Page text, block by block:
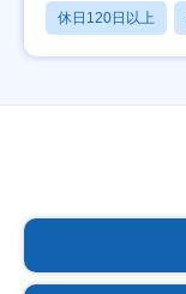
休日120日以上